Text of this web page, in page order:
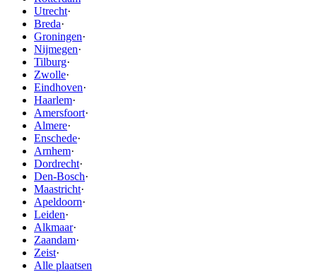
Utrecht·
Breda·
Groningen·
Nijmegen·
Tilburg·
Zwolle·
Eindhoven·
Haarlem·
Amersfoort·
Almere·
Enschede·
Arnhem·
Dordrecht·
Den-Bosch·
Maastricht·
Apeldoorn·
Leiden·
Alkmaar·
Zaandam·
Zeist·
Alle plaatsen